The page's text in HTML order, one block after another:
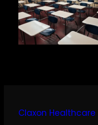
Claxon